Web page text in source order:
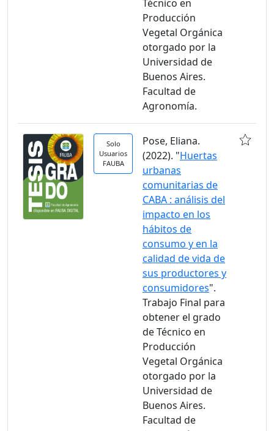
Técnico en
Producción
Vegetal Orgánica
otorgado por la
Universidad de
Buenos Aires.
Facultad de
Agronomía.
Solo
Usuarios
FAUBA
Pose, Eliana.
(2022). "Huertas
urbanas
comunitarias de
CABA : análisis del
impacto en los
hábitos de
consumo y en la
calidad de vida de
sus productores y
consumidores".
Trabajo Final para
obtener el grado
de Técnico en
Producción
Vegetal Orgánica
otorgado por la
Universidad de
Buenos Aires.
Facultad de